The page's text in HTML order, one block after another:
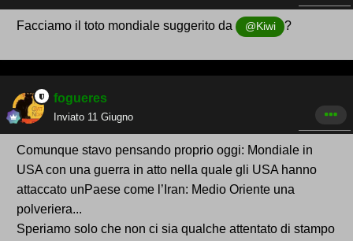
Facciamo il toto mondiale suggerito da @Kiwi ?
fogueres
Inviato 11 Giugno
Comunque stavo pensando proprio oggi: Mondiale in
USA con una guerra in atto nella quale gli USA hanno
attaccato unPaese come l’Iran: Medio Oriente una
polveriera...
Speriamo solo che non ci sia qualche attentato di stampo